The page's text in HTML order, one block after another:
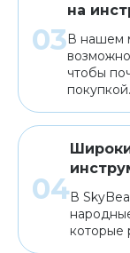
на
В нашем
чтобы
покупкой.
В
которые